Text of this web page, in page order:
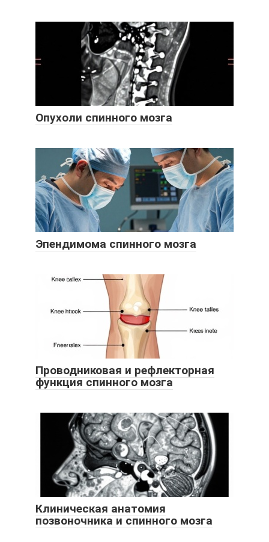
Опухоли спинного мозга
Эпендимома спинного мозга
Проводниковая и рефлекторная
функция спинного мозга
Клиническая анатомия
позвоночника и спинного мозга